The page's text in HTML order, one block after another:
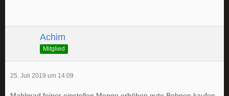
Achim
Mitglied
25. Juli 2019 um 14:09